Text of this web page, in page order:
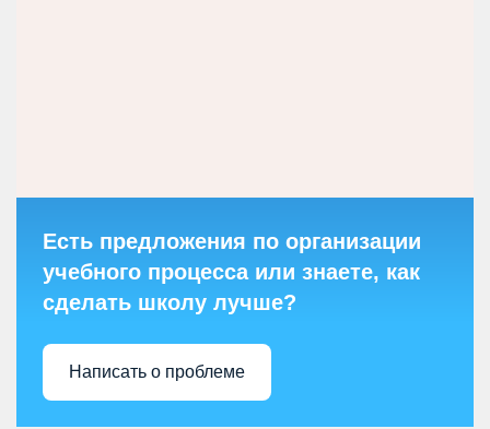
Есть предложения по организации
учебного процесса или знаете, как
сделать школу лучше?
Написать о проблеме